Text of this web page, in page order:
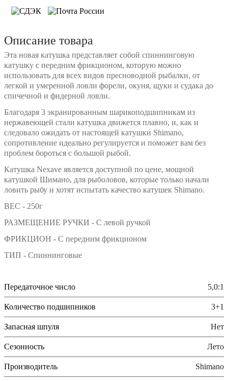
Описание товара
Эта новая катушка представляет собой спиннинговую
катушку с передним фрикционом, которую можно
использовать для всех видов пресноводной рыбалки, от
легкой и умеренной ловли форели, окуня, щуки и судака до
спичечной и фидерной ловли.
Благодаря 3 экранированным шарикоподшипникам из
нержавеющей стали катушка движется плавно, и, как и
следовало ожидать от настоящей катушки Shimano,
сопротивление идеально регулируется и поможет вам без
проблем бороться с большой рыбой.
Катушка Nexave является доступной по цене, мощной
катушкой Шимано, для рыболовов, которые только начали
ловить рыбу и хотят испытать качество катушек Shimano.
ВЕС - 250г
РАЗМЕЩЕНИЕ РУЧКИ - С левой ручкой
ФРИКЦИОН - С передним фрикционом
ТИП - Спиннинговые
Передаточное число 5,0:1
Количество подшипников 3+1
Запасная шпуля Нет
Сезонность Лето
Производитель Shimano